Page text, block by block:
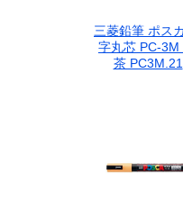
三菱鉛筆 ポス
字丸芯 PC-3M
茶 PC3M.21